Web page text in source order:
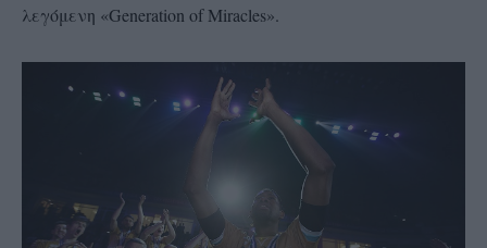
λεγόμενη «Generation of Miracles».